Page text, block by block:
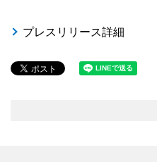
プレスリリース詳細